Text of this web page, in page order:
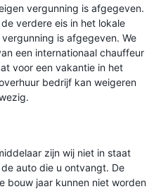
vergunning is afgegeven.
verdere eis in het lokale
is afgegeven. We
een internationaal chauffeur
voor een vakantie in het
bedrijf kan weigeren
zijn wij niet in staat
auto die u ontvangt. De
bouw jaar kunnen niet worden